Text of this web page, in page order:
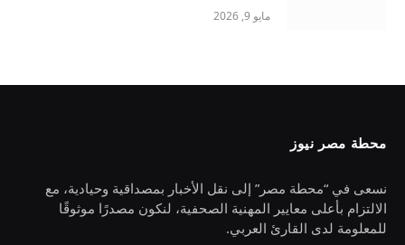
مايو 9, 2026
محطة مصر نيوز
نسعى في “محطة مصر” إلى نقل الأخبار بمصداقية وحيادية، مع
الالتزام بأعلى معايير المهنية الصحفية، لنكون مصدرًا موثوقًا
للمعلومة لدى القارئ العربي.